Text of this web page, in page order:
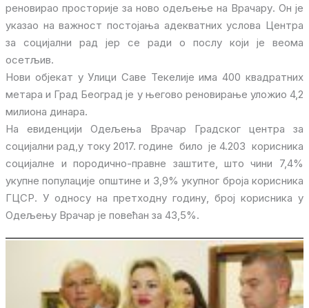
реновирао просторије за ново одељење на Врачару. Он је
указао на важност постојања адекватних услова Центра
за социјални рад јер се ради о послу који је веома
осетљив.
Нови објекат у Улици Саве Текелије има 400 квадратних
метара и Град Београд је у његово реновирање уложио 4,2
милиона динара.
На евиденцији Одељења Врачар Градског центра за
социјални рад,у току 2017. године било је 4.203 корисника
социјалне и породично-правне заштите, што чини 7,4%
укупне популације општине и 3,9% укупног броја корисника
ГЦСР. У односу на претходну годину, број корисника у
Одељењу Врачар је повећан за 43,5%.